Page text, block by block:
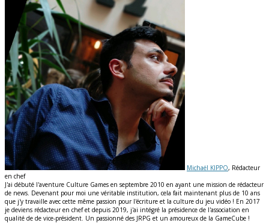
Michaël KIPPO, Rédacteur
en chef
J'ai débuté l'aventure Culture Games en septembre 2010 en ayant une mission de rédacteur
de news. Devenant pour moi une véritable institution, cela fait maintenant plus de 10 ans
que j'y travaille avec cette même passion pour l'écriture et la culture du jeu vidéo ! En 2017
je deviens rédacteur en chef et depuis 2019, j'ai intégré la présidence de l'association en
qualité de de vice-président. Un passionné des JRPG et un amoureux de la GameCube !